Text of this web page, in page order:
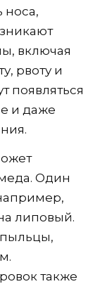
носа,
включая
рвоту и
появляться
и даже
Один
липовый.
также